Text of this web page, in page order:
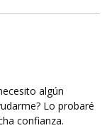
algún
Lo probaré
confianza.